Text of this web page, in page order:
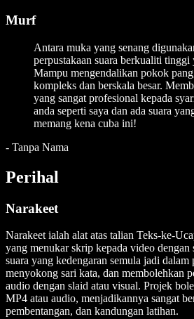
Murf
Antara muka yang senang
perpustakaan suara berkualiti tinggi
Mampu mengendalikan pokok
kompleks dan berskala besar.
yang sangat profesional kepada
anda seperti saya dan ada suara
memang kena cuba ini!
- Tanpa Nama
Perihal
Narakeet
Narakeet ialah alat atas talian Teks-ke-
yang menukar skrip kepada video dengan
suara yang kedengaran semula jadi dalam
menyokong sari kata, dan membolehkan
audio dengan slaid atau visual. Projek
MP4 atau audio, menjadikannya sangat
pembentangan, dan kandungan latihan.